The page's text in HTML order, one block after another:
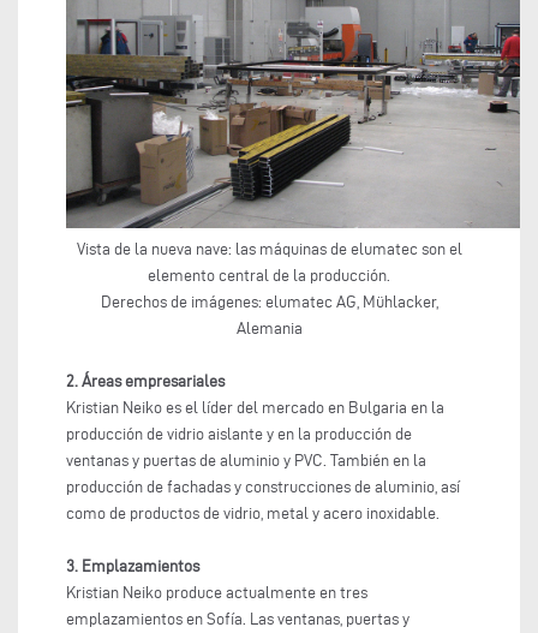
Vista de la nueva nave: las máquinas de elumatec son el
elemento central de la producción.
Derechos de imágenes: elumatec AG, Mühlacker,
Alemania
2. Áreas empresariales
Kristian Neiko es el líder del mercado en Bulgaria en la
producción de vidrio aislante y en la producción de
ventanas y puertas de aluminio y PVC. También en la
producción de fachadas y construcciones de aluminio, así
como de productos de vidrio, metal y acero inoxidable.
3. Emplazamientos
Kristian Neiko produce actualmente en tres
emplazamientos en Sofía. Las ventanas, puertas y